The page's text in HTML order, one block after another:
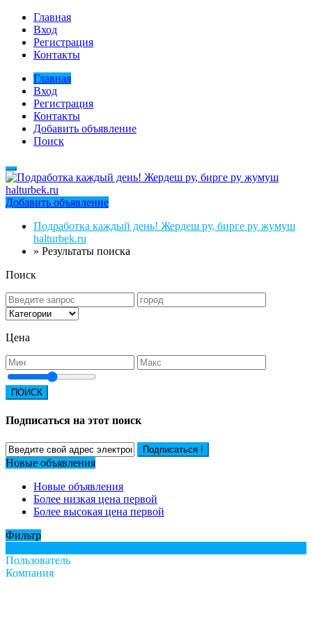
Главная
Вход
Регистрация
Контакты
Главная
Вход
Регистрация
Контакты
Добавить объявление
Поиск
Добавить объявление
Подработка каждый день! Жердеш ру, бирге ру жумуш
halturbek.ru
» Результаты поиска
Поиск
Цена
ПОИСК
Подписаться на этот поиск
Подписаться !
Новые объявления
Новые объявления
Более низкая цена первой
Более высокая цена первой
Фильтр
Пользователь
Компания